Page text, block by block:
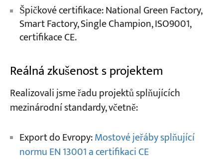
Špičkové certifikace: National Green Factory,
Smart Factory, Single Champion, ISO9001,
certifikace CE.
Reálná zkušenost s projektem
Realizovali jsme řadu projektů splňujících
mezinárodní standardy, včetně:
Export do Evropy:Mostové jeřáby splňující
normu EN 13001 a certifikaci CE